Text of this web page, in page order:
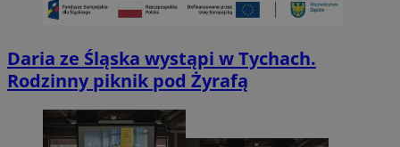
Daria ze Śląska wystąpi w Tychach.
Rodzinny piknik pod Żyrafą